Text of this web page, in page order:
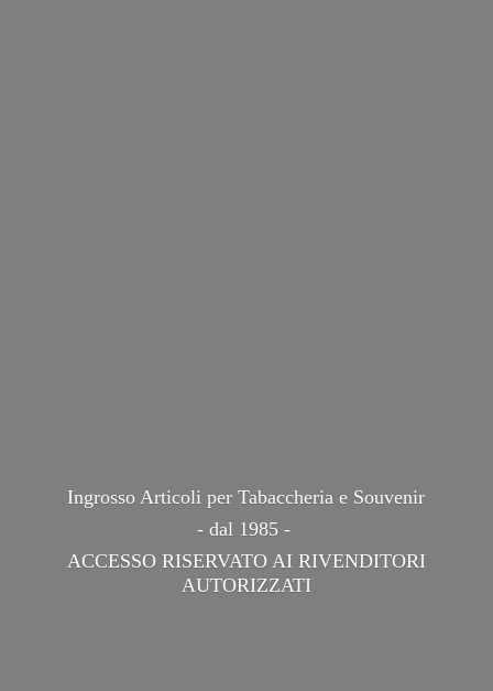
Ingrosso Articoli per Tabaccheria e Souvenir
- dal 1985 -
ACCESSO RISERVATO AI RIVENDITORI
AUTORIZZATI